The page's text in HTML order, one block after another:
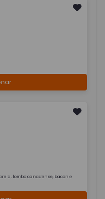
lombo canadense, bacon e